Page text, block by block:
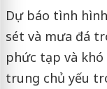
Dự báo tình
sét và mưa đá
phức tạp và
trung chủ yếu